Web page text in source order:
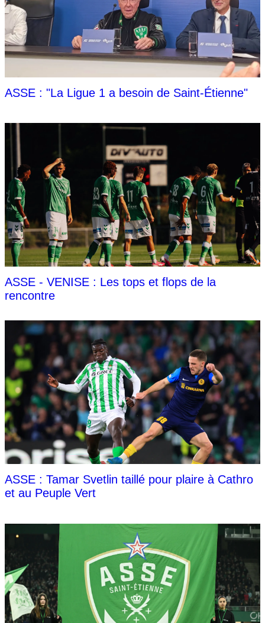
ASSE : "La Ligue 1 a besoin de Saint-Étienne"
ASSE - VENISE : Les tops et flops de la
rencontre
ASSE : Tamar Svetlin taillé pour plaire à Cathro
et au Peuple Vert